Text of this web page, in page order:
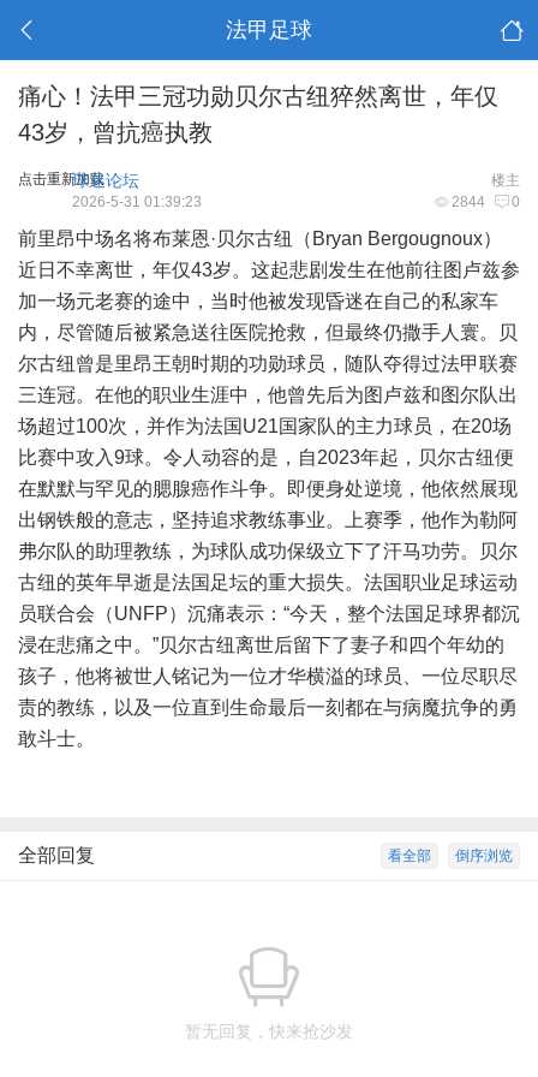
法甲足球
痛心！法甲三冠功勋贝尔古纽猝然离世，年仅
43岁，曾抗癌执教
点击重新加载 楼主
球迷论坛
2844 0
2026-5-31 01:39:23
前里昂中场名将布莱恩·贝尔古纽（Bryan Bergougnoux）
近日不幸离世，年仅43岁。这起悲剧发生在他前往图卢兹参
加一场元老赛的途中，当时他被发现昏迷在自己的私家车
内，尽管随后被紧急送往医院抢救，但最终仍撒手人寰。贝
尔古纽曾是里昂王朝时期的功勋球员，随队夺得过法甲联赛
三连冠。在他的职业生涯中，他曾先后为图卢兹和图尔队出
场超过100次，并作为法国U21国家队的主力球员，在20场
比赛中攻入9球。令人动容的是，自2023年起，贝尔古纽便
在默默与罕见的腮腺癌作斗争。即便身处逆境，他依然展现
出钢铁般的意志，坚持追求教练事业。上赛季，他作为勒阿
弗尔队的助理教练，为球队成功保级立下了汗马功劳。贝尔
古纽的英年早逝是法国足坛的重大损失。法国职业足球运动
员联合会（UNFP）沉痛表示：“今天，整个法国足球界都沉
浸在悲痛之中。”贝尔古纽离世后留下了妻子和四个年幼的
孩子，他将被世人铭记为一位才华横溢的球员、一位尽职尽
责的教练，以及一位直到生命最后一刻都在与病魔抗争的勇
敢斗士。
倒序浏览
看全部
全部回复
暂无回复，快来抢沙发